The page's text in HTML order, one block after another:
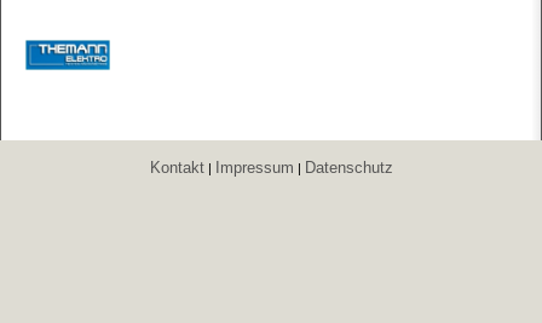
Kontakt| Impressum | Datenschutz